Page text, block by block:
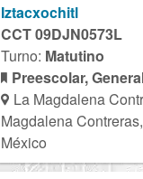
Iztacxochitl
CCT 09DJN0573L
Turno: Matutino
Preescolar,
La Magdalena
Magdalena
México